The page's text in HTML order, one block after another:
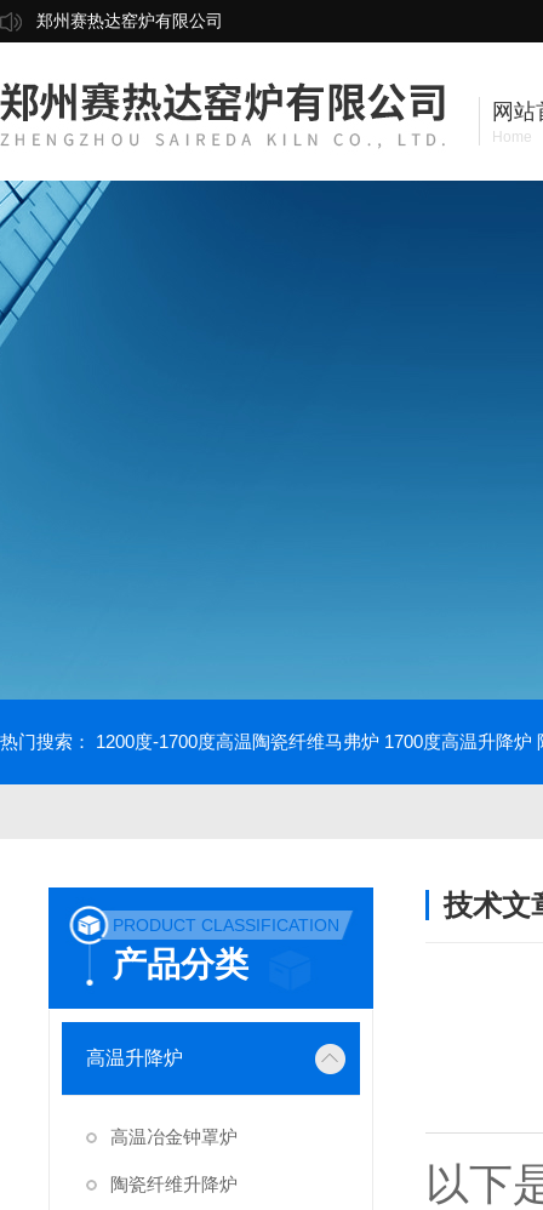
郑州赛热达窑炉有限公司
网站
Home
热门搜索： 1200度-1700度高温陶瓷纤维马弗炉 1700度高温升降炉
PRODUCT CLASSIFICATION
产品分类
高温升降炉
高温冶金钟罩炉
陶瓷纤维升降炉
技术文
以下